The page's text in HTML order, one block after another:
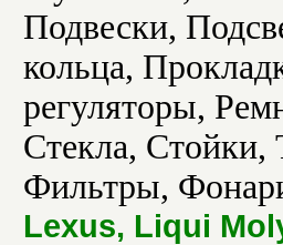
Подвески,
кольца,
регуляторы,
Стекла,
Фильтры,
Lexus, Liqui